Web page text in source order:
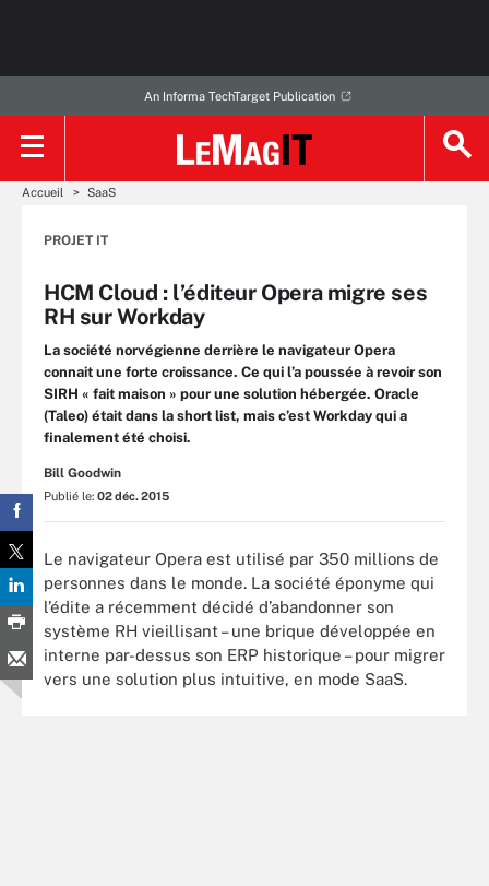
An Informa TechTarget Publication
Accueil SaaS
PROJET IT
HCM Cloud : l’éditeur Opera migre ses
RH sur Workday
La société norvégienne derrière le navigateur Opera
connait une forte croissance. Ce qui l’a poussée à revoir son
SIRH « fait maison » pour une solution hébergée. Oracle
(Taleo) était dans la short list, mais c’est Workday qui a
finalement été choisi.
Bill Goodwin
Publié le: 02 déc. 2015
Le navigateur Opera est utilisé par 350 millions de
personnes dans le monde. La société éponyme qui
l’édite a récemment décidé d’abandonner son
système RH vieillisant – une brique développée en
interne par-dessus son ERP historique – pour migrer
vers une solution plus intuitive, en mode SaaS.